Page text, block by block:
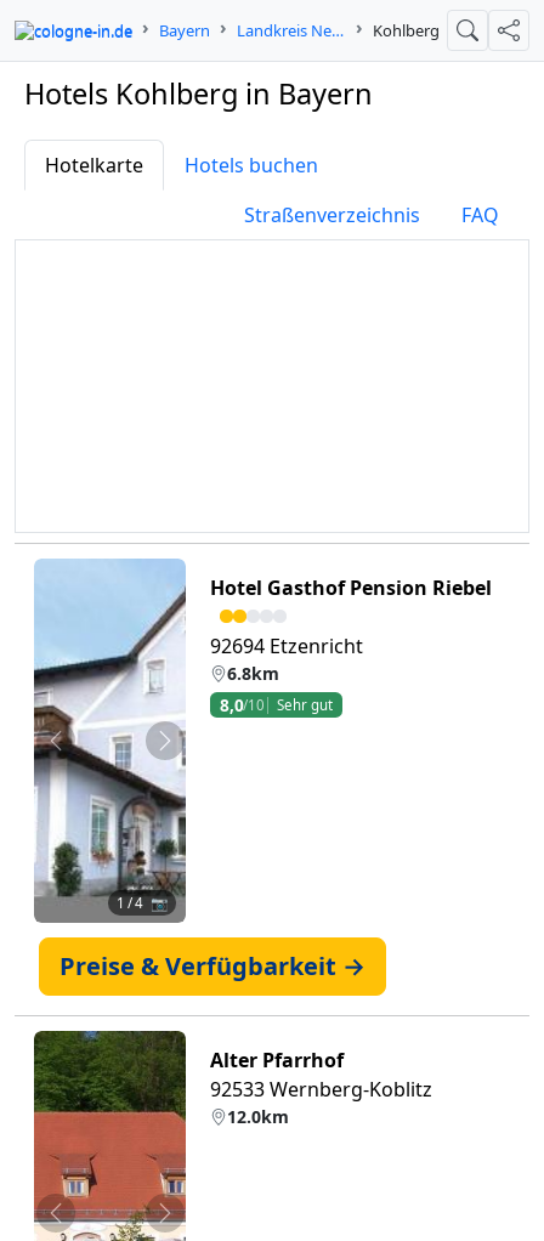
cologne-in.de Bayern Landkreis Neustadt an der Waldnaab Kohlberg Suche
Hotels Kohlberg in Bayern
Hotelkarte
Hotels buchen
Straßenverzeichnis
FAQ
Zurück Weiter
1 / 4 📷
Hotel Gasthof Pension Riebel
92694 Etzenricht
6.8km
8,0/10 Sehr gut
Preise & Verfügbarkeit →
Zurück Weiter
Alter Pfarrhof
92533 Wernberg-Koblitz
12.0km